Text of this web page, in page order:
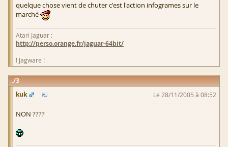
quelque chose vient de chuter c'est l'action infogrames sur le
marché
Atari Jaguar :
http://perso.orange.fr/jaguar-64bit/
! Jagware !
3
kuk
Le 28/11/2005 à 08:52
NON ????